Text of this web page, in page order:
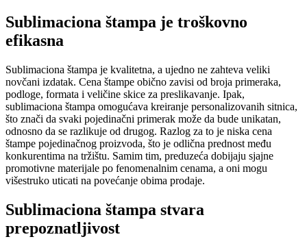
Sublimaciona štampa je troškovno
efikasna
Sublimaciona štampa je kvalitetna, a ujedno ne zahteva veliki
novčani izdatak. Cena štampe obično zavisi od broja primeraka,
podloge, formata i veličine skice za preslikavanje. Ipak,
sublimaciona štampa omogućava kreiranje personalizovanih sitnica,
što znači da svaki pojedinačni primerak može da bude unikatan,
odnosno da se razlikuje od drugog. Razlog za to je niska cena
štampe pojedinačnog proizvoda, što je odlična prednost među
konkurentima na tržištu. Samim tim, preduzeća dobijaju sjajne
promotivne materijale po fenomenalnim cenama, a oni mogu
višestruko uticati na povećanje obima prodaje.
Sublimaciona štampa stvara
prepoznatljivost